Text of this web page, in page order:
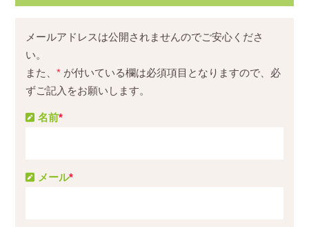
メールアドレスは公開されませんのでご安心くださ
い。
また、* が付いている欄は必須項目となりますので、必
ずご記入をお願いします。
名前*
メール*